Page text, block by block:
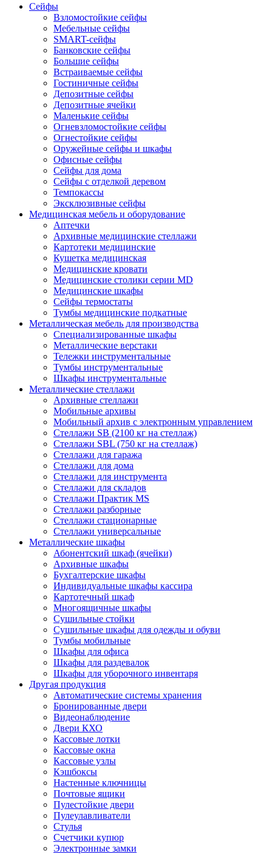
Сейфы
Взломостойкие сейфы
Мебельные сейфы
SMART-сейфы
Банковские сейфы
Большие сейфы
Встраиваемые сейфы
Гостиничные сейфы
Депозитные сейфы
Депозитные ячейки
Маленькие сейфы
Огневзломостойкие сейфы
Огнестойкие сейфы
Оружейные сейфы и шкафы
Офисные сейфы
Сейфы для дома
Сейфы с отделкой деревом
Темпокассы
Эксклюзивные сейфы
Медицинская мебель и оборудование
Аптечки
Архивные медицинские стеллажи
Картотеки медицинские
Кушетка медицинская
Медицинские кровати
Медицинские столики серии MD
Медицинские шкафы
Сейфы термостаты
Тумбы медицинские подкатные
Металлическая мебель для производства
Cпециализированные шкафы
Металлические верстаки
Тележки инструментальные
Тумбы инструментальные
Шкафы инструментальные
Металлические стеллажи
Архивные стеллажи
Мобильные архивы
Мобильный архив с электронным управлением
Стеллажи SB (2100 кг на стеллаж)
Стеллажи SBL (750 кг на стеллаж)
Стеллажи для гаража
Стеллажи для дома
Стеллажи для инструмента
Стеллажи для складов
Стеллажи Практик MS
Стеллажи разборные
Стеллажи стационарные
Стеллажи универсальные
Металлические шкафы
Абонентский шкаф (ячейки)
Архивные шкафы
Бухгалтерские шкафы
Индивидуальные шкафы кассира
Картотечный шкаф
Многоящичные шкафы
Сушильные стойки
Сушильные шкафы для одежды и обуви
Тумбы мобильные
Шкафы для офиса
Шкафы для раздевалок
Шкафы для уборочного инвентаря
Другая продукция
Автоматические системы хранения
Бронированные двери
Видеонаблюдение
Двери КХО
Кассовые лотки
Кассовые окна
Кассовые узлы
Кэшбоксы
Настенные ключницы
Почтовые ящики
Пулестойкие двери
Пулеулавливатели
Стулья
Счетчики купюр
Электронные замки